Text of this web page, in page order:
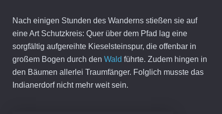
Nach einigen Stunden des Wanderns stießen sie auf
eine Art Schutzkreis: Quer über dem Pfad lag eine
sorgfältig aufgereihte Kieselsteinspur, die offenbar in
großem Bogen durch den Wald führte. Zudem hingen in
den Bäumen allerlei Traumfänger. Folglich musste das
Indianerdorf nicht mehr weit sein.